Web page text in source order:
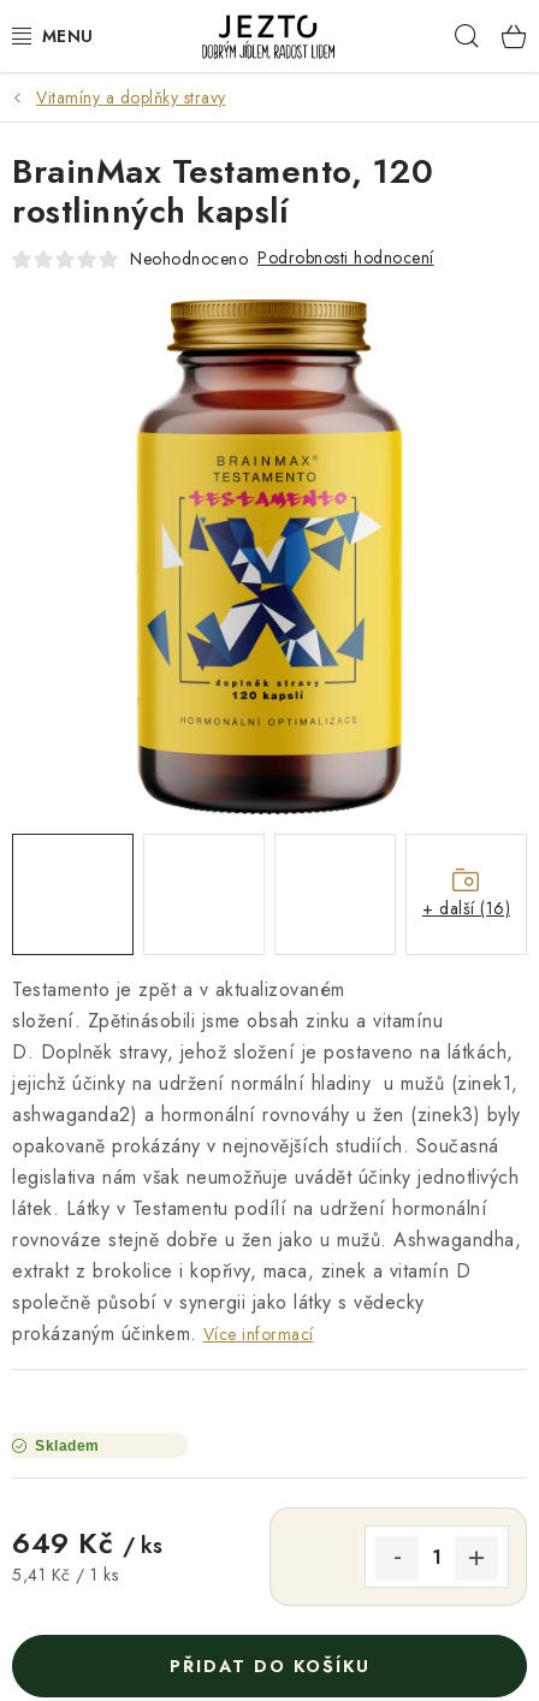
na
DÁRKOVÉ SADY
TRVANLIVÉ
DROGERIE A KOSMETIKA
RELAX A REGENERACE
NÁŠ PŘÍBĚH FIREMNÍ DÁRKY
KONTAKTY
Vitamíny a doplňky stravy
Testamento je zpět a v aktualizovaném
složení. Zpětinásobili jsme obsah zinku a vitamínu
D. Doplněk stravy, jehož složení je postaveno na látkách,
jejichž účinky na udržení normální hladiny u mužů (zinek1,
ashwaganda2) a hormonální rovnováhy u žen (zinek3) byly
opakovaně prokázány v nejnovějších studiích. Současná
legislativa nám však neumožňuje uvádět účinky jednotlivých
látek. Látky v Testamentu podílí na udržení hormonální
rovnováze stejně dobře u žen jako u mužů. Ashwagandha,
extrakt z brokolice i kopřivy, maca, zinek a vitamín D
společně působí v synergii jako látky s vědecky
prokázaným účinkem. Více informací
Skladem
649 Kč / ks
Měrná cena:
5,41 Kč / 1 ks
PŘIDAT DO KOŠÍKU
BrainMax Testamento, 120
rostlinných kapslí
Neohodnoceno Podrobnosti hodnocení
+ další (16)